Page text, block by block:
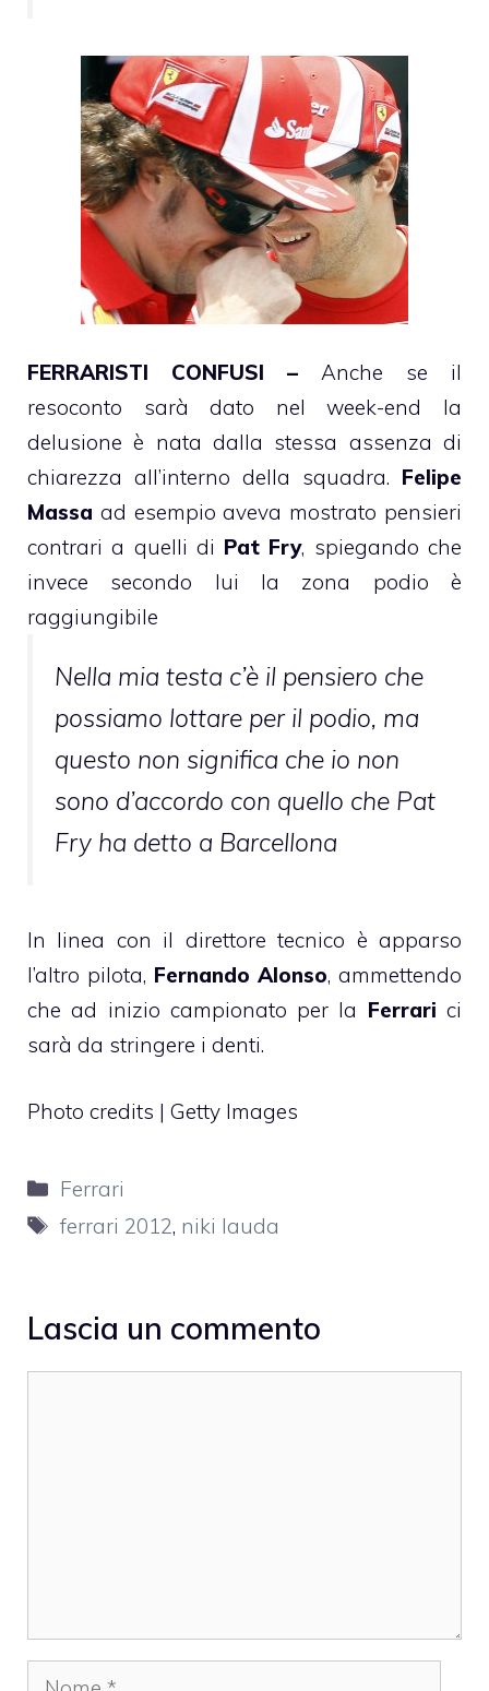
FERRARISTI CONFUSI – Anche se il
resoconto sarà dato nel week-end la
delusione è nata dalla stessa assenza di
chiarezza all’interno della squadra. Felipe
Massa ad esempio aveva mostrato pensieri
contrari a quelli di Pat Fry, spiegando che
invece secondo lui la zona podio è
raggiungibile
Nella mia testa c’è il pensiero che
possiamo lottare per il podio, ma
questo non significa che io non
sono d’accordo con quello che Pat
Fry ha detto a Barcellona
In linea con il direttore tecnico è apparso
l’altro pilota, Fernando Alonso, ammettendo
che ad inizio campionato per la Ferrari ci
sarà da stringere i denti.
Photo credits | Getty Images
Categorie
Ferrari
Tag
ferrari 2012, niki lauda
Lascia un commento
Nome